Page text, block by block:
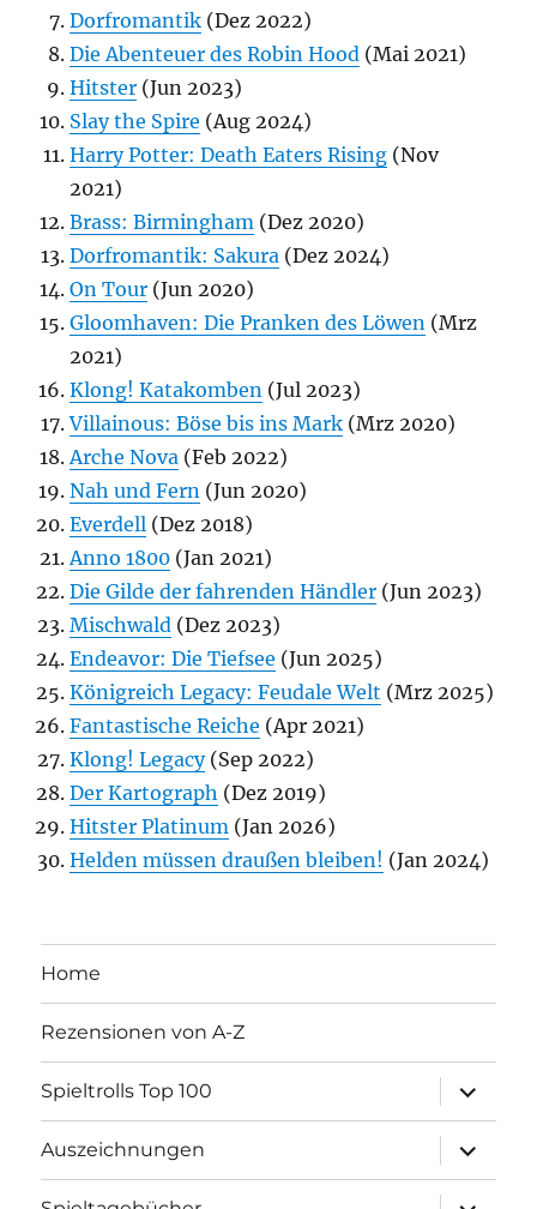
Dorfromantik (Dez 2022)
Die Abenteuer des Robin Hood (Mai 2021)
Hitster (Jun 2023)
Slay the Spire (Aug 2024)
Harry Potter: Death Eaters Rising (Nov
2021)
Brass: Birmingham (Dez 2020)
Dorfromantik: Sakura (Dez 2024)
On Tour (Jun 2020)
Gloomhaven: Die Pranken des Löwen (Mrz
2021)
Klong! Katakomben (Jul 2023)
Villainous: Böse bis ins Mark (Mrz 2020)
Arche Nova (Feb 2022)
Nah und Fern (Jun 2020)
Everdell (Dez 2018)
Anno 1800 (Jan 2021)
Die Gilde der fahrenden Händler (Jun 2023)
Mischwald (Dez 2023)
Endeavor: Die Tiefsee (Jun 2025)
Königreich Legacy: Feudale Welt (Mrz 2025)
Fantastische Reiche (Apr 2021)
Klong! Legacy(Sep 2022)
Der Kartograph (Dez 2019)
Hitster Platinum (Jan 2026)
Helden müssen draußen bleiben! (Jan 2024)
Home
Rezensionen von A-Z
Spieltrolls Top 100
öffnen
Auszeichnungen
öffnen